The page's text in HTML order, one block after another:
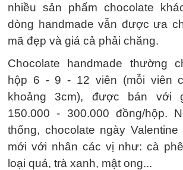
nhiều sản phẩm chocolate
dòng handmade vẫn được ưa
mã đẹp và giá cả phải chăng.
Chocolate handmade thường
hộp 6 - 9 - 12 viên (mỗi viên
khoảng 3cm), được bán với
150.000 - 300.000 đồng/hộp.
thống, chocolate ngày
mới với nhân các vị như: cà
loại quả, trà xanh, mật ong...